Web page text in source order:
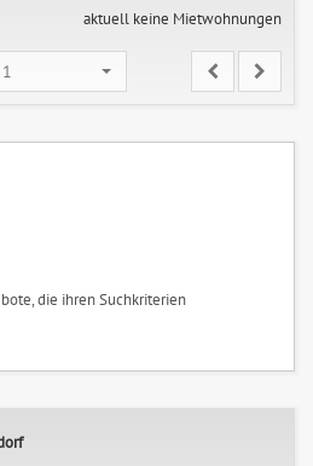
aktuell keine Mietwohnungen
die ihren Suchkriterien